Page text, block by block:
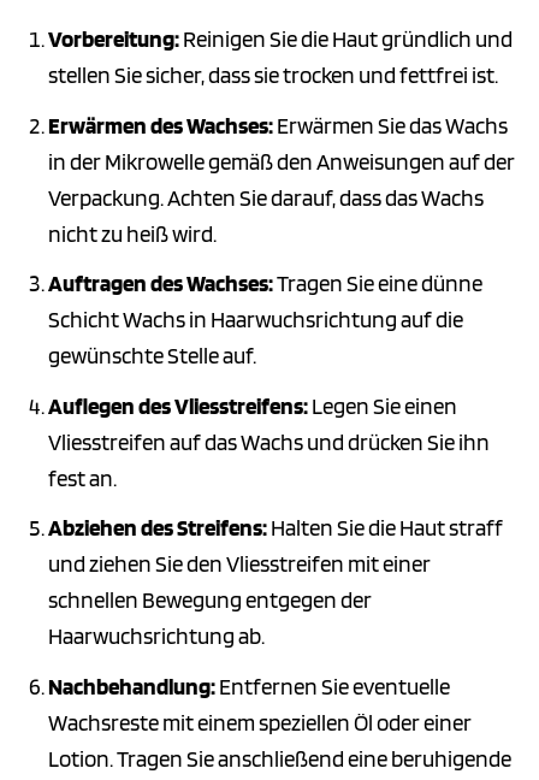
Vorbereitung:Reinigen Sie die Haut gründlich und
stellen Sie sicher, dass sie trocken und fettfrei ist.
Erwärmen des Wachses:Erwärmen Sie das Wachs
in der Mikrowelle gemäß den Anweisungen auf der
Verpackung. Achten Sie darauf, dass das Wachs
nicht zu heiß wird.
Auftragen des Wachses:Tragen Sie eine dünne
Schicht Wachs in Haarwuchsrichtung auf die
gewünschte Stelle auf.
Auflegen des Vliesstreifens:Legen Sie einen
Vliesstreifen auf das Wachs und drücken Sie ihn
fest an.
Abziehen des Streifens:Halten Sie die Haut straff
und ziehen Sie den Vliesstreifen mit einer
schnellen Bewegung entgegen der
Haarwuchsrichtung ab.
Nachbehandlung:Entfernen Sie eventuelle
Wachsreste mit einem speziellen Öl oder einer
Lotion. Tragen Sie anschließend eine beruhigende